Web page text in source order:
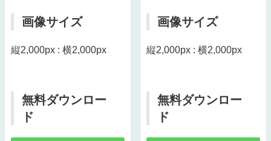
画像サイズ
縦2,000px : 横2,000px
無料ダウンロー
ド
画像サイズ
縦2,000px : 横2,000px
無料ダウンロー
ド